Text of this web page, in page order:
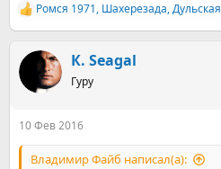
Р
е
к
ц
и
Ромcя 1971, Шахерезада,Дульская
К. Seagal
Гуру
10 Фев 2016
Владимир Файб написал(а):